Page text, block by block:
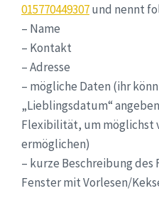
015770449307und nennt
– Name
– Kontakt
– Adresse
– mögliche Daten (ihr
„Lieblingsdatum“
Flexibilität, um möglichst
ermöglichen)
– kurze Beschreibung des
Fenster mit Vorlesen/